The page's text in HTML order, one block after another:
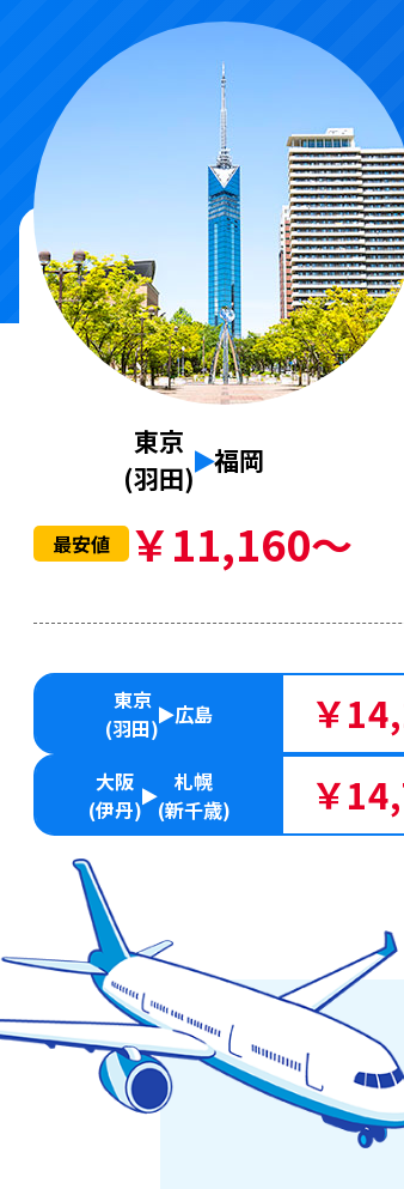
東京
(羽田)
福岡
最安値 ￥11,160～
東京
(羽田) 広島 ￥
大阪
(伊丹)
札幌
(新千歳)
￥